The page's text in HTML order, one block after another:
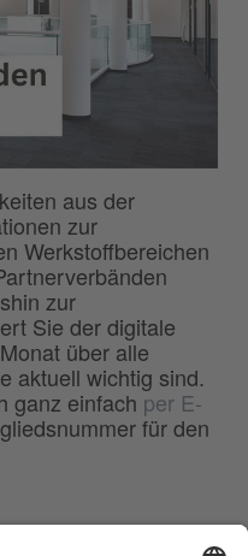
aus der
zur
Werkstoffbereichen
zur
Sie der digitale
über alle
aktuell wichtig sind.
ganz einfach per E-
für den